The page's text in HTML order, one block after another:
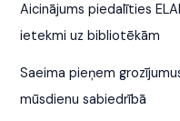
Aicinājums piedalīties
ietekmi uz bibliotēkām
Saeima pieņem
mūsdienu sabiedrībā